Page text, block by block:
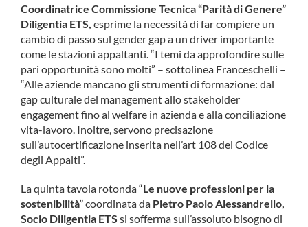
Coordinatrice Commissione Tecnica “Parità di Genere”
Diligentia ETS, esprime la necessità di far compiere un
cambio di passo sul gender gap a un driver importante
come le stazioni appaltanti. “I temi da approfondire sulle
pari opportunità sono molti” – sottolinea Franceschelli –
“Alle aziende mancano gli strumenti di formazione: dal
gap culturale del management allo stakeholder
engagement fino al welfare in azienda e alla conciliazione
vita-lavoro. Inoltre, servono precisazione
sull’autocertificazione inserita nell’art 108 del Codice
degli Appalti”.
La quinta tavola rotonda “Le nuove professioni per la
sostenibilità”coordinata da Pietro Paolo Alessandrello,
Socio Diligentia ETS si sofferma sull’assoluto bisogno di